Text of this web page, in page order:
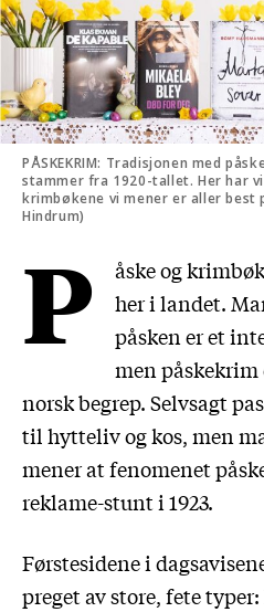
PÅSKEKRIM: Tradisjonen med
stammer fra 1920-tallet. Her har
krimbøkene vi mener er aller best
Hindrum)
P
åske og
her i landet.
påsken er et
men påskekrim
norsk begrep. Selvsagt
til hytteliv og kos, men
mener at fenomenet
reklame-stunt i 1923.
Førstesidene i
preget av store, fete